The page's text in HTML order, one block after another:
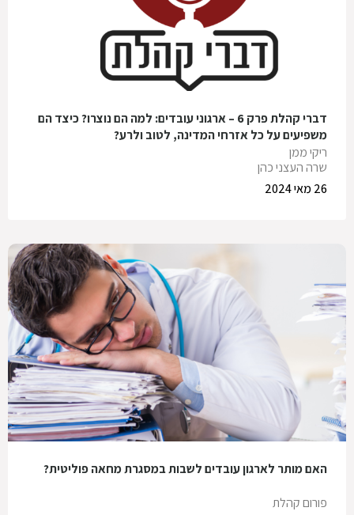
דברי קהלת פרק 6 – ארגוני עובדים: למה הם נוצרו? כיצד הם
משפיעים על כל אזרחי המדינה, לטוב ולרע?
ריקי ממן
שרה העצני כהן
26 מאי 2024
האם מותר לארגון עובדים לשבות במסגרת מחאה פוליטית?
פורום קהלת